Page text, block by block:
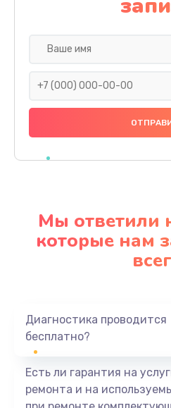
Замена
1000
Мы ответили
которые нам
Диагностика проводится
бесплатно?
Есть ли гарантия на
ремонта и на